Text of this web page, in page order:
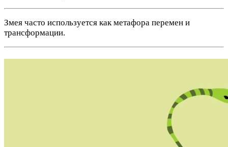
Змея часто используется как метафора перемен и
трансформации.